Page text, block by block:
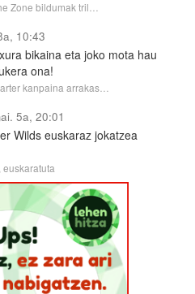
Zone bildumak tril…
10:43
bikaina eta joko mota hau
ona!
kanpaina arrakas…
5a, 20:01
Wilds euskaraz jokatzea